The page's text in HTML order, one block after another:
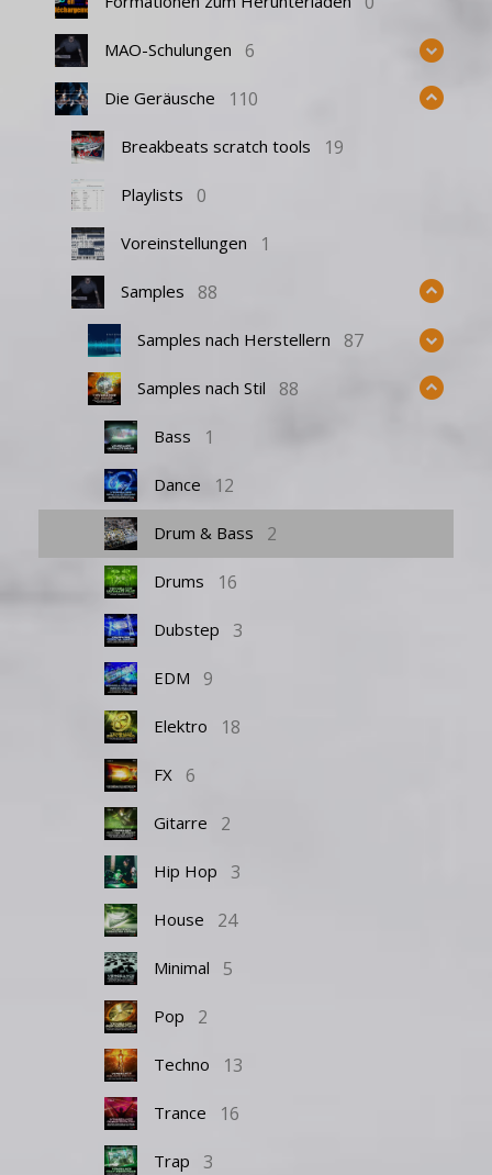
MAO-Schulungen 6
Die Geräusche 110
Breakbeats scratch tools 19
Playlists 0
Voreinstellungen 1
Samples 88
Samples nach Herstellern 87
Samples nach Stil 88
Bass 1
Dance 12
Drum & Bass 2
Drums 16
Dubstep 3
EDM 9
Elektro 18
FX 6
Gitarre 2
Hip Hop 3
House 24
Minimal 5
Pop 2
Techno 13
Trance 16
Trap 3